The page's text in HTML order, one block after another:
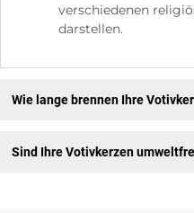
verschiedenen
darstellen.
Wie lange brennen Ihre
Sind Ihre Votivkerzen